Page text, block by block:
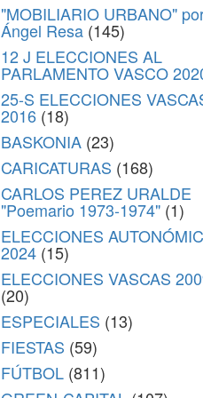
"MOBILIARIO URBANO"
Ángel Resa (145)
12 J ELECCIONES AL
PARLAMENTO VASCO
25-S ELECCIONES
2016 (18)
BASKONIA (23)
CARICATURAS (168)
CARLOS PEREZ URALDE
"Poemario 1973-1974" (1)
ELECCIONES
2024 (15)
ELECCIONES VASCAS
(20)
ESPECIALES (13)
FIESTAS (59)
FÚTBOL (811)